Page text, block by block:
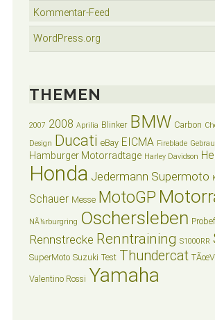
Kommentar-Feed
WordPress.org
THEMEN
2007 2008 Aprilia Blinker BMW Carbon
Design Ducati eBay EICMA Fireblade
Hamburger Motorradtage Harley Davidson
Honda Jedermann Supermoto
Schauer Messe MotoGP
NÃ¼rburgring Oschersleben
Rennstrecke Renntraining S1000RR
SuperMoto Suzuki Test Thundercat TÃœV
Valentino Rossi Yamaha